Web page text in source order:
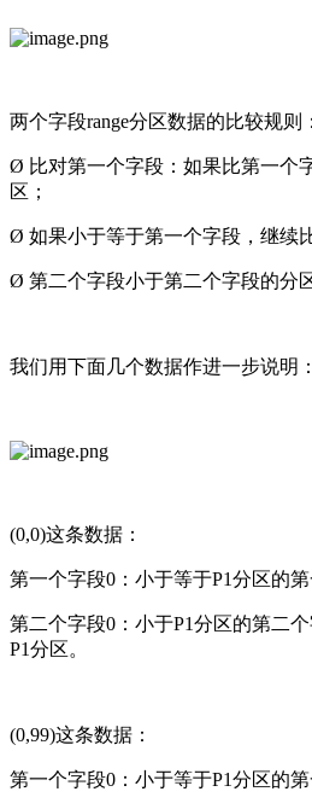
两个字段range分区数据的比较规则：
Ø 比对第一个字段：如果比第一个
区；
Ø 如果小于等于第一个字段，继续
Ø 第二个字段小于第二个字段的分
我们用下面几个数据作进一步说明：
(0,0)这条数据：
第一个字段0：小于等于P1分区的第
第二个字段0：小于P1分区的第二
P1分区。
(0,99)这条数据：
第一个字段0：小于等于P1分区的第